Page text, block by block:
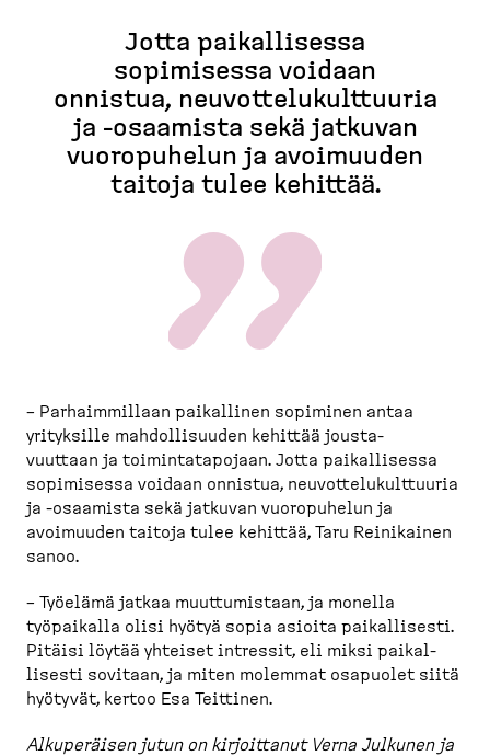
Jotta paikal­lisessa
sopimisessa voidaan
onnistua, neuvot­te­lu­kult­tuuria
ja -​osaamista sekä jatkuvan
vuoropuhelun ja avoimuuden
taitoja tulee kehittää.
– Parhaim­millaan paikallinen sopiminen antaa
yrityksille mahdol­li­suuden kehittää jousta­
vuuttaan ja toimin­ta­ta­pojaan. Jotta paikal­lisessa
sopimisessa voidaan onnistua, neuvot­te­lu­kult­tuuria
ja -​osaamista sekä jatkuvan vuoropuhelun ja
avoimuuden taitoja tulee kehittää, Taru Reinikainen
sanoo.
– Työelämä jatkaa muuttu­mistaan, ja monella
työpaikalla olisi hyötyä sopia asioita paikal­lisesti.
Pitäisi löytää yhteiset intressit, eli miksi paikal­
lisesti sovitaan, ja miten molemmat osapuolet siitä
hyötyvät, kertoo Esa Teittinen.
Alkupe­räisen jutun on kirjoittanut Verna Julkunen ja